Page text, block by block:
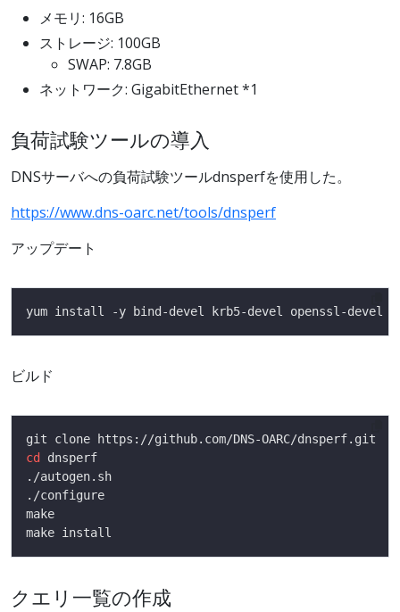
メモリ: 16GB
ストレージ: 100GB
SWAP: 7.8GB
ネットワーク: GigabitEthernet *1
負荷試験ツールの導入
DNSサーバへの負荷試験ツールdnsperfを使用した。
https://www.dns-oarc.net/tools/dnsperf
アップデート
ビルド
cd
クエリ一覧の作成